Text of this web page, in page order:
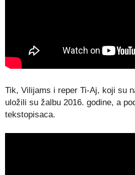
Tik, Vilijams i reper Ti-Aj, koji su
uložili su žalbu 2016. godine, a
tekstopisaca.